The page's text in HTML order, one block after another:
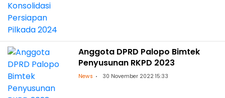
Anggota DPRD Palopo Bimtek
Penyusunan RKPD 2023
News 30 November 2022 15:33